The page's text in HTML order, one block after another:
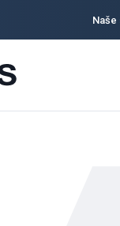
Naše